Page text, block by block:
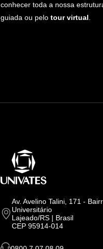
conhecer toda a nossa
guiada ou pelo tour virtual
Av. Avelino Talini, 171 -
Universitário
Lajeado/RS | Brasil
CEP 95914-014